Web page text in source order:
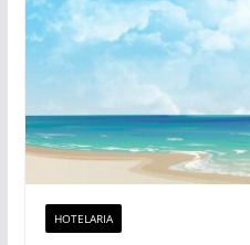
HOTELARIA